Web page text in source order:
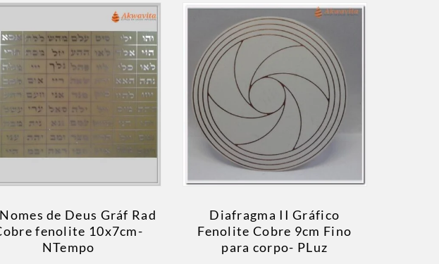
de Deus Gráf Rad
fenolite 10x7cm-
NTempo
Diafragma II Gráfico
Fenolite Cobre 9cm Fino
para corpo- PLuz